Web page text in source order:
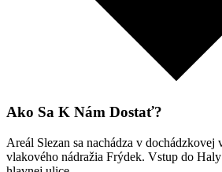
Ako Sa K Nám Dostať?
Areál Slezan sa nachádza v dochádzkovej
vlakového nádražia Frýdek. Vstup do